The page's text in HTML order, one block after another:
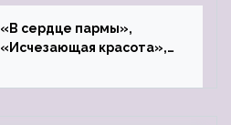
«В сердце пармы»,
«Исчезающая красота»,